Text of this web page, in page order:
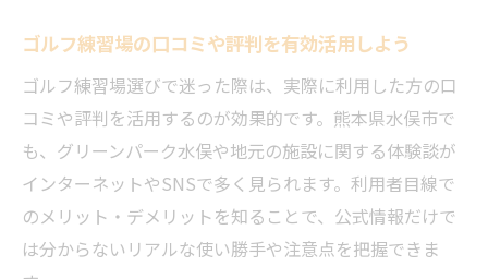
ゴルフ練習場の口コミや評判を有効活用しよう
ゴルフ練習場選びで迷った際は、実際に利用した方の口
コミや評判を活用するのが効果的です。熊本県水俣市で
も、グリーンパーク水俣や地元の施設に関する体験談が
インターネットやSNSで多く見られます。利用者目線で
のメリット・デメリットを知ることで、公式情報だけで
は分からないリアルな使い勝手や注意点を把握できま